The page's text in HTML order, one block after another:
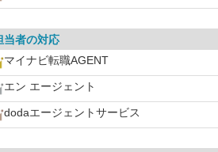
当者の対応
マイナビ転職AGENT
エン エージェント
dodaエージェントサービス